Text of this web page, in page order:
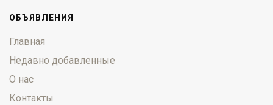
ОБЪЯВЛЕНИЯ
Главная
Недавно добавленные
О нас
Контакты